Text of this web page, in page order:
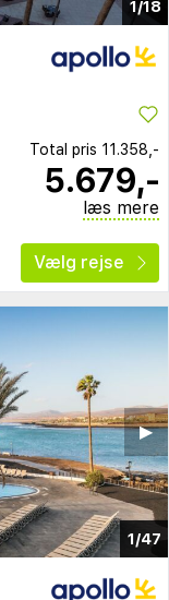
1/18
Total pris 11.358,-
5.679,-
læs mere
Vælg rejse
1/47
▶︎